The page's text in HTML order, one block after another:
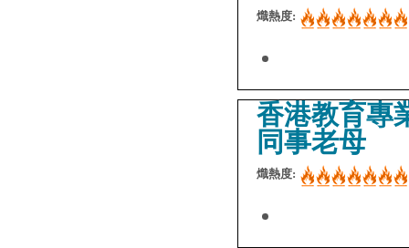
熾熱度:
香港教育專
同事老母
熾熱度: